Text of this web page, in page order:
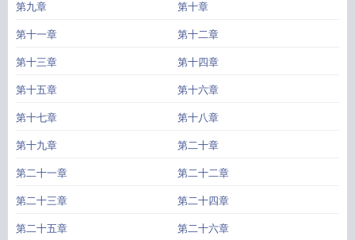
第九章 第十章
第十一章 第十二章
第十三章 第十四章
第十五章 第十六章
第十七章 第十八章
第十九章 第二十章
第二十一章 第二十二章
第二十三章 第二十四章
第二十五章 第二十六章